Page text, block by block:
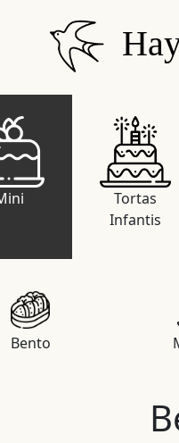
Tortas
Infantis
Bento